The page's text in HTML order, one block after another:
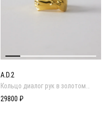
A.D.2
Кольцо диалог рук в золотом
покрытии
29800 ₽